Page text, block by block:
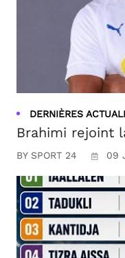
DERNIÈRES
Brahimi rejoint
BY SPORT 24 09